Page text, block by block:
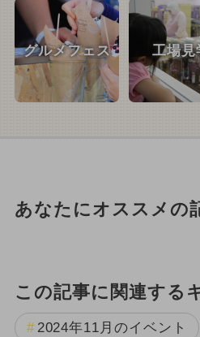
グルメフェス 工場見
あなたにオススメの
この記事に関連する
2024年11月のイベント